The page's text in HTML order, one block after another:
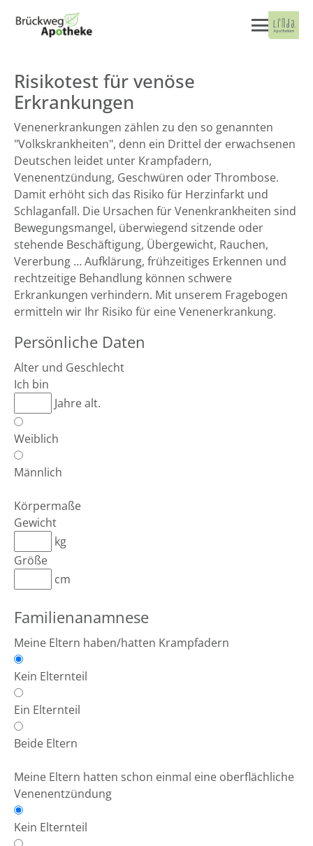
Risikotest für venöse
Erkrankungen
Venenerkrankungen zählen zu den so genannten
"Volkskrankheiten", denn ein Drittel der erwachsenen
Deutschen leidet unter Krampfadern,
Venenentzündung, Geschwüren oder Thrombose.
Damit erhöht sich das Risiko für Herzinfarkt und
Schlaganfall. Die Ursachen für Venenkrankheiten sind
Bewegungsmangel, überwiegend sitzende oder
stehende Beschäftigung, Übergewicht, Rauchen,
Vererbung … Aufklärung, frühzeitiges Erkennen und
rechtzeitige Behandlung können schwere
Erkrankungen verhindern. Mit unserem Fragebogen
ermitteln wir Ihr Risiko für eine Venenerkrankung.
Persönliche Daten
Alter und Geschlecht
Ich bin
Jahre alt.
Weiblich
Männlich
Körpermaße
Gewicht
kg
Größe
cm
Familienanamnese
Meine Eltern haben/hatten Krampfadern
Kein Elternteil
Ein Elternteil
Beide Eltern
Meine Eltern hatten schon einmal eine oberflächliche
Venenentzündung
Kein Elternteil